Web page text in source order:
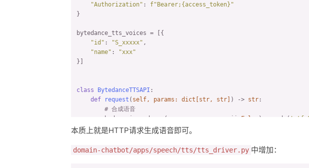
"Authorization" : f"Bearer; {access_token} "
}
bytedance_tts_voices = [{
"id" : "S_xxxxx" ,
"name" :
"xxx"
}]
class BytedanceTTSAPI :
def
request ( self, params: dict [str, str] ) -> str :
# 合成语音
        body = json.dumps(params, ensure_ascii=
False ).encode( 'utf-
response = requests.post(url, headers=headers, data=body,
# 初始化文件夹
        file_name = generate() +
".wav"
本质上就是HTTP请求生成语音即可。
domain-chatbot/apps/speech/tts/tts_driver.py 中增加：